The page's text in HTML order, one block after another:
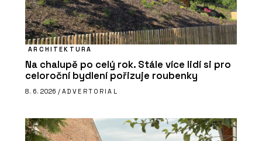
ARCHITEKTURA
Na chalupě po celý rok. Stále více lidí si pro
celoroční bydlení pořizuje roubenky
8. 6. 2026 / ADVERTORIAL